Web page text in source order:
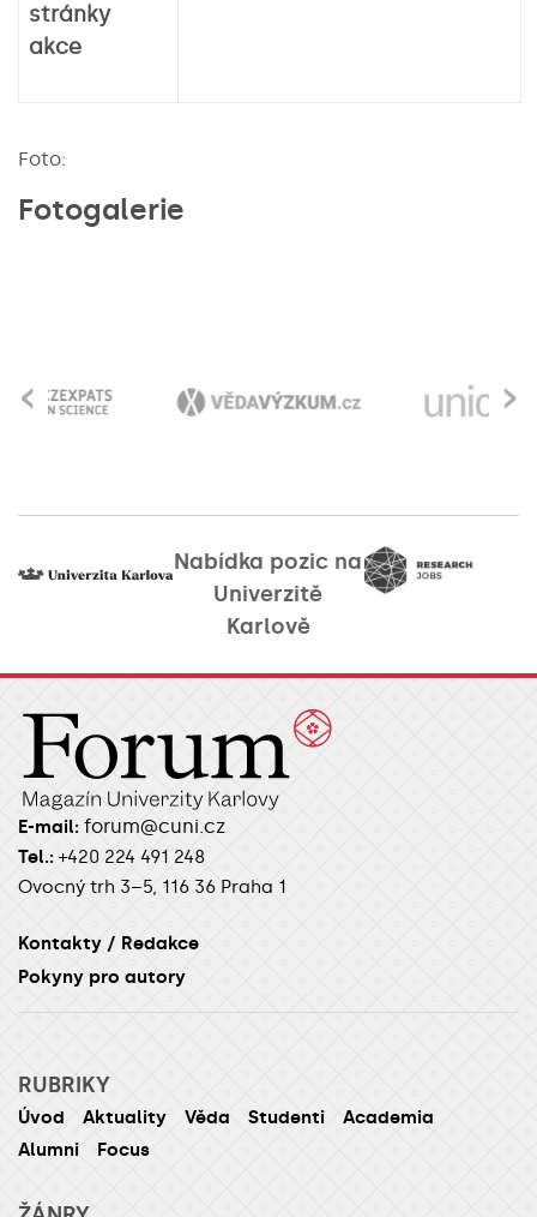
stránky
akce
Foto:
Fotogalerie
›
‹
Nabídka pozic na
Univerzitě
Karlově
E-mail: forum@cuni.cz
Tel.: +420 224 491 248
Ovocný trh 3–5, 116 36 Praha 1
Kontakty / Redakce
Pokyny pro autory
RUBRIKY
Úvod Aktuality Věda Studenti
Academia
Alumni
Focus